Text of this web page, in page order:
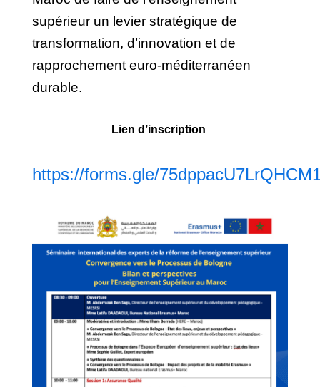
supérieur un levier stratégique de
transformation, d’innovation et de
rapprochement euro-méditerranéen
durable.
Lien d’inscription
https://forms.gle/